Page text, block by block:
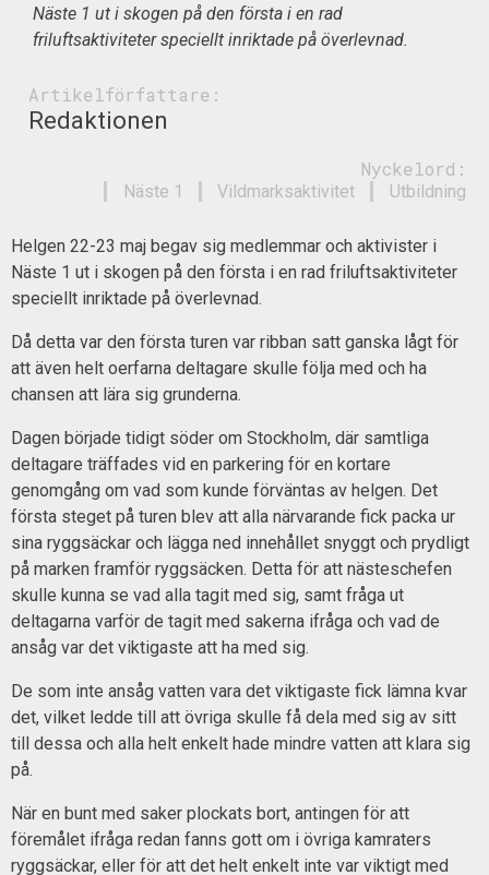
Näste 1 ut i skogen på den första i en rad
friluftsaktiviteter speciellt inriktade på överlevnad.
Artikelförfattare:
Redaktionen
Nyckelord:
Utbildning
Vildmarksaktivitet
Näste 1
Helgen 22-23 maj begav sig medlemmar och aktivister i
Näste 1 ut i skogen på den första i en rad friluftsaktiviteter
speciellt inriktade på överlevnad.
Då detta var den första turen var ribban satt ganska lågt för
att även helt oerfarna deltagare skulle följa med och ha
chansen att lära sig grunderna.
Dagen började tidigt söder om Stockholm, där samtliga
deltagare träffades vid en parkering för en kortare
genomgång om vad som kunde förväntas av helgen. Det
första steget på turen blev att alla närvarande fick packa ur
sina ryggsäckar och lägga ned innehållet snyggt och prydligt
på marken framför ryggsäcken. Detta för att nästeschefen
skulle kunna se vad alla tagit med sig, samt fråga ut
deltagarna varför de tagit med sakerna ifråga och vad de
ansåg var det viktigaste att ha med sig.
De som inte ansåg vatten vara det viktigaste fick lämna kvar
det, vilket ledde till att övriga skulle få dela med sig av sitt
till dessa och alla helt enkelt hade mindre vatten att klara sig
på.
När en bunt med saker plockats bort, antingen för att
föremålet ifråga redan fanns gott om i övriga kamraters
ryggsäckar, eller för att det helt enkelt inte var viktigt med